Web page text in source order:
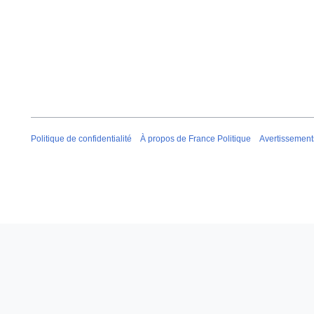
Politique de confidentialité À propos de France Politique